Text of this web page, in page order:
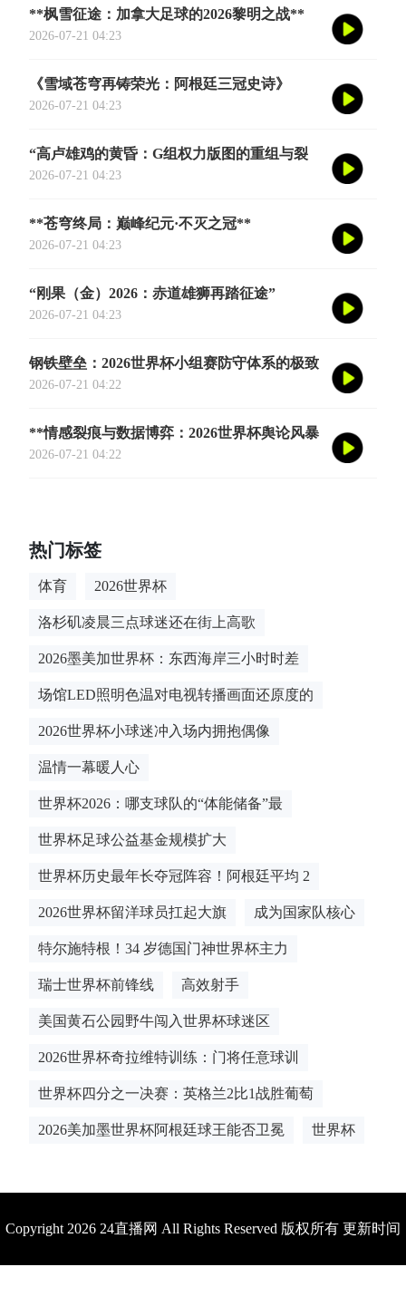
**枫雪征途：加拿大足球的2026黎明之战**
2026-07-21 04:23
《雪域苍穹再铸荣光：阿根廷三冠史诗》
2026-07-21 04:23
“高卢雄鸡的黄昏：G组权力版图的重组与裂
变”
2026-07-21 04:23
**苍穹终局：巅峰纪元·不灭之冠**
2026-07-21 04:23
“刚果（金）2026：赤道雄狮再踏征途”
2026-07-21 04:23
钢铁壁垒：2026世界杯小组赛防守体系的极致
博弈
2026-07-21 04:22
**情感裂痕与数据博弈：2026世界杯舆论风暴
的多维解构**
2026-07-21 04:22
热门标签
体育 2026世界杯
洛杉矶凌晨三点球迷还在街上高歌
2026墨美加世界杯：东西海岸三小时时差
场馆LED照明色温对电视转播画面还原度的
2026世界杯小球迷冲入场内拥抱偶像
温情一幕暖人心
世界杯2026：哪支球队的“体能储备”最
世界杯足球公益基金规模扩大
世界杯历史最年长夺冠阵容！阿根廷平均 2
2026世界杯留洋球员扛起大旗 成为国家队核心
特尔施特根！34 岁德国门神世界杯主力
瑞士世界杯前锋线 高效射手
美国黄石公园野牛闯入世界杯球迷区
2026世界杯奇拉维特训练：门将任意球训
世界杯四分之一决赛：英格兰2比1战胜葡萄
2026美加墨世界杯阿根廷球王能否卫冕 世界杯
Copyright 2026 24直播网 All Rights Reserved 版权所有 更新时间